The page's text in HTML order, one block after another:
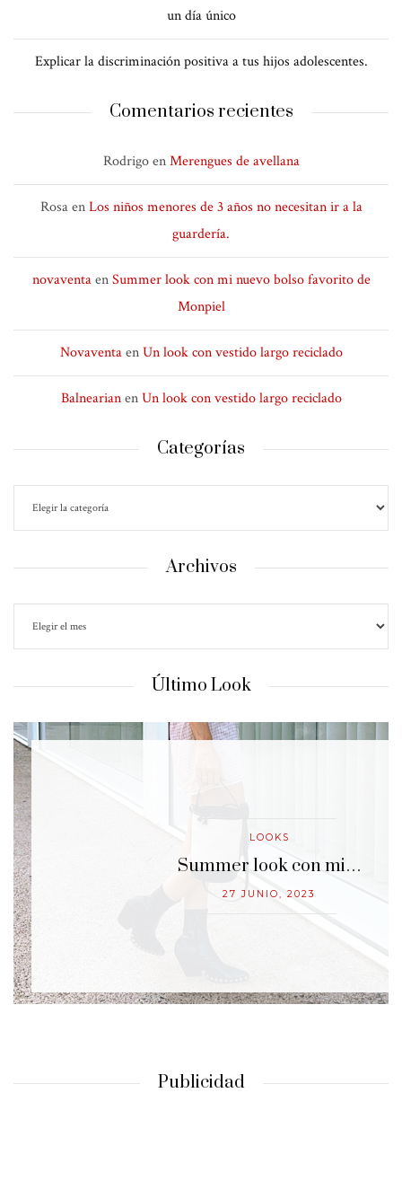
un día único
Explicar la discriminación positiva a tus hijos adolescentes.
Comentarios recientes
RodrigoenMerengues de avellana
RosaenLos niños menores de 3 años no necesitan ir a la
guardería.
novaventaenSummer look con mi nuevo bolso favorito de
Monpiel
NovaventaenUn look con vestido largo reciclado
BalnearianenUn look con vestido largo reciclado
Categorías
Archivos
Último Look
LOOKS
Summer look con mi…
27 JUNIO, 2023
Publicidad